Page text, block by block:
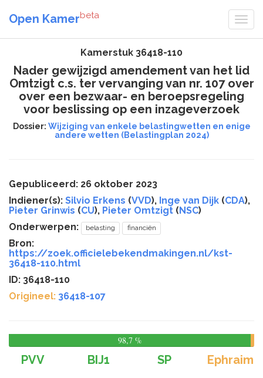
Open Kamerbeta
Kamerstuk 36418-110
Nader gewijzigd amendement van het lid
Omtzigt c.s. ter vervanging van nr. 107 over
over een bezwaar- en beroepsregeling
voor beslissing op een inzageverzoek
Dossier: Wijziging van enkele belastingwetten en enige
andere wetten (Belastingplan 2024)
Gepubliceerd: 26 oktober 2023
Indiener(s): Silvio Erkens (VVD), Inge van Dijk (CDA),
Pieter Grinwis (CU), Pieter Omtzigt (NSC)
Onderwerpen:
belasting financiën
Bron:
https://zoek.officielebekendmakingen.nl/kst-
36418-110.html
ID: 36418-110
Origineel: 36418-107
98,7 %
PVV BIJ1 SP
Ephraim